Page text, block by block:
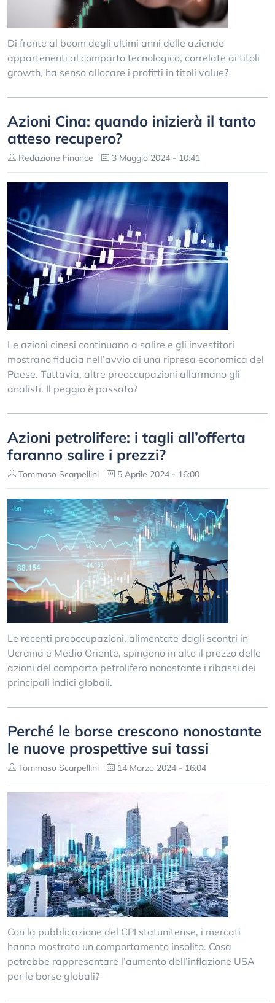
Di fronte al boom degli ultimi anni delle aziende
appartenenti al comparto tecnologico, correlate ai titoli
growth, ha senso allocare i profitti in titoli value?
Azioni Cina: quando inizierà il tanto
atteso recupero?
Redazione Finance 3 Maggio 2024 - 10:41
Le azioni cinesi continuano a salire e gli investitori
mostrano fiducia nell’avvio di una ripresa economica del
Paese. Tuttavia, altre preoccupazioni allarmano gli
analisti. Il peggio è passato?
Azioni petrolifere: i tagli all’offerta
faranno salire i prezzi?
Tommaso Scarpellini 5 Aprile 2024 - 16:00
Le recenti preoccupazioni, alimentate dagli scontri in
Ucraina e Medio Oriente, spingono in alto il prezzo delle
azioni del comparto petrolifero nonostante i ribassi dei
principali indici globali.
Perché le borse crescono nonostante
le nuove prospettive sui tassi
Tommaso Scarpellini 14 Marzo 2024 - 16:04
Con la pubblicazione del CPI statunitense, i mercati
hanno mostrato un comportamento insolito. Cosa
potrebbe rappresentare l’aumento dell’inflazione USA
per le borse globali?